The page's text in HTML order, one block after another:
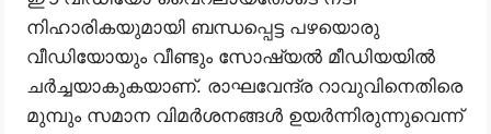
നിഹാരികയുമായി ബന്ധപ്പെട്ട പഴയൊരു
വീഡിയോയും വീണ്ടും സോഷ്യൽ മീഡിയയിൽ
ചർച്ചയാകുകയാണ്. രാഘവേന്ദ്ര റാവുവിനെതിരെ
മുമ്പും സമാന വിമർശനങ്ങൾ ഉയർന്നിരുന്നുവെന്ന്